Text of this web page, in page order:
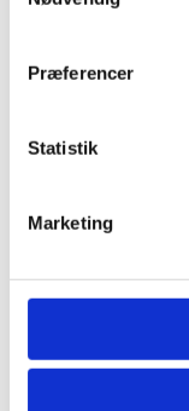
Præferencer
Statistik
Marketing